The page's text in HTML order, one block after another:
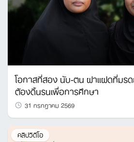
โอกาสที่สอง นับ-ตน ฝาแฝดที่มร
ต้องดิ้นรนเพื่อการศึกษา
31 กรกฎาคม 2569
คลิปวิดีโอ